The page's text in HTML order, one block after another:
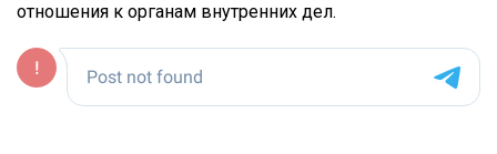
отношения к органам внутренних дел.